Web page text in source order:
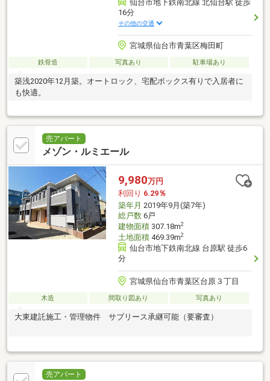
仙台市地下鉄南北線 北仙台駅 徒歩
16分
その他の交通
宮城県仙台市青葉区梅田町
鉄骨造 写真あり 駐車場あり
築浅2020年12月築。オートロック、宅配ボックス有りで入居者に
も快適。
売アパート
メゾン・ルミエール
9,980万円
利回り 6.29％
築年月 2019年9月(築7年)
総戸数6戸
建物面積307.18m2
土地面積469.39m2
仙台市地下鉄南北線 台原駅 徒歩6
分
宮城県仙台市青葉区台原３丁目
木造 間取り図あり 写真あり
大東建託施工・管理物件 サブリース承継可能（要審査）
売アパート